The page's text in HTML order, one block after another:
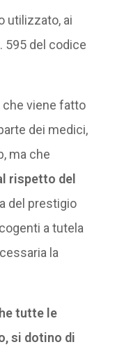
utilizzato, ai
595 del codice
che viene fatto
dei medici,
ma che
rispetto del
del prestigio
a tutela
la
tutte le
si dotino di